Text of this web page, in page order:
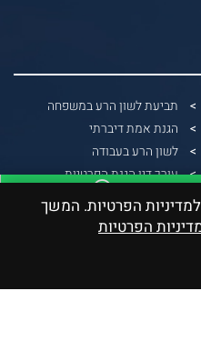
תביעת לשון הרע במשפחה
הגנת אמת דיברתי
לשון הרע בעבודה
עורך דין הגנת הפרטיות
עורך דין הוצאת דיבה
תביעת לשון הרע
WhatsApp
הפרטיות. המשך
הפרטיות